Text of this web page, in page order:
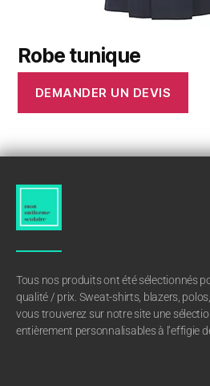
Robe tunique
DEMANDER UN DEVIS
Tous nos produits ont été sélectionnés
qualité / prix. Sweat-shirts, blazers,
vous trouverez sur notre site une
entièrement personnalisables à l’effigie